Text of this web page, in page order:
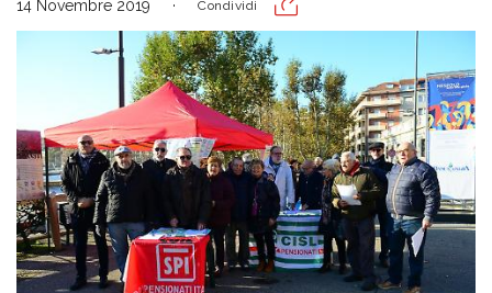
14 Novembre 2019 Condividi